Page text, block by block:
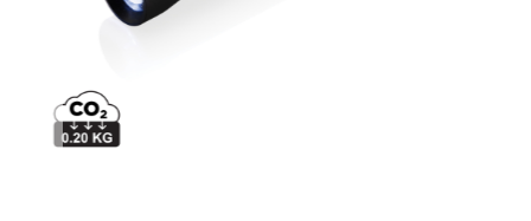
Fabricación